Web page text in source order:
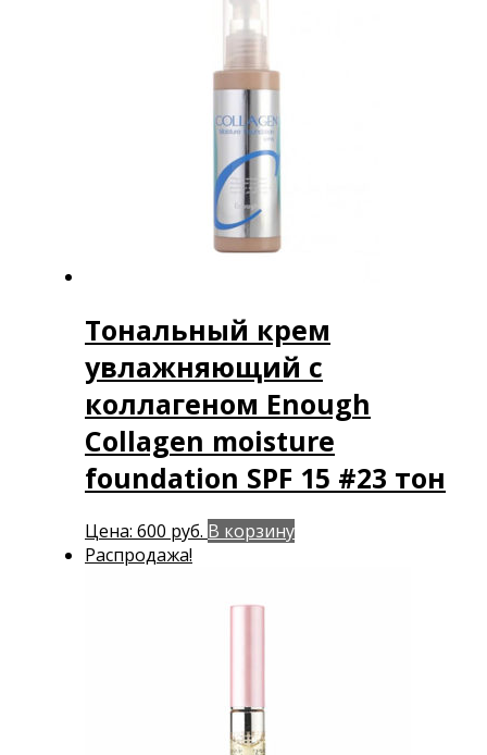
Тональный крем
увлажняющий с
коллагеном Enough
Collagen moisture
foundation SPF 15 #23 тон
Цена: 600 руб. В корзину
Распродажа!